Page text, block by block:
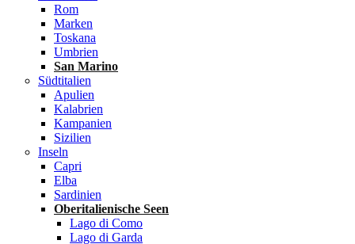
Rom
Marken
Toskana
Umbrien
San Marino
Südtitalien
Apulien
Kalabrien
Kampanien
Sizilien
Inseln
Capri
Elba
Sardinien
Oberitalienische Seen
Lago di Como
Lago di Garda